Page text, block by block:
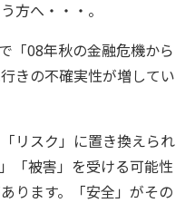
方へ・・・。
「08年秋の金融危機から
きの不確実性が増してい
リスク」に置き換えられ
「被害」を受ける可能性
ります。「安全」がその